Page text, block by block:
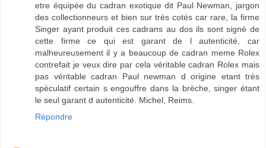
etre équipée du cadran exotique dit Paul Newman, jargon
des collectionneurs et bien sur très cotés car rare, la firme
Singer ayant produit ces cadrans au dos ils sont signé de
cette firme ce qui est garant de l autenticité, car
malheureusement il y a beaucoup de cadran meme Rolex
contrefait je veux dire par cela véritable cadran Rolex mais
pas véritable cadran Paul newman d origine etant très
spéculatif certain s engouffre dans la brèche, singer étant
le seul garant d autenticité. Michel, Reims.
Répondre